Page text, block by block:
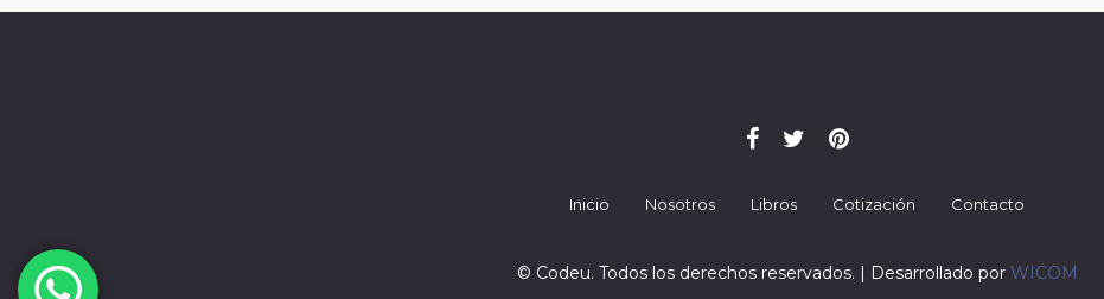
Inicio Nosotros Libros Cotización Contacto
© Codeu. Todos los derechos reservados. | Desarrollado por WICOM